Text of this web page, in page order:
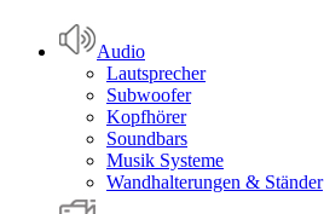
Audio
Lautsprecher
Subwoofer
Kopfhörer
Soundbars
Musik Systeme
Wandhalterungen & Ständer